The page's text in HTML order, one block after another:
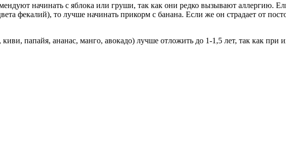
начинать с яблока или груши, так как они редко вызывают аллергию.
фекалий), то лучше начинать прикорм с банана. Если же он страдает от
папайя, ананас, манго, авокадо) лучше отложить до 1-1,5 лет, так как при